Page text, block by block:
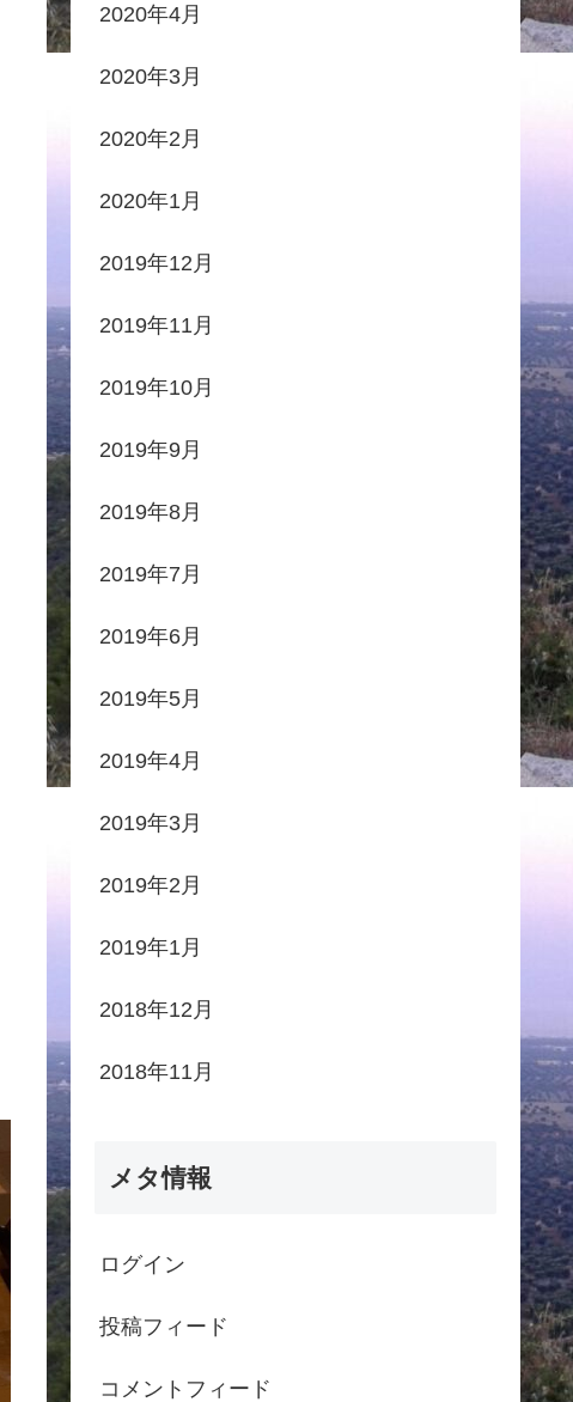
2020年4月
2020年3月
2020年2月
2020年1月
2019年12月
2019年11月
2019年10月
2019年9月
2019年8月
2019年7月
2019年6月
2019年5月
2019年4月
2019年3月
2019年2月
2019年1月
2018年12月
2018年11月
メタ情報
ログイン
投稿フィード
コメントフィード